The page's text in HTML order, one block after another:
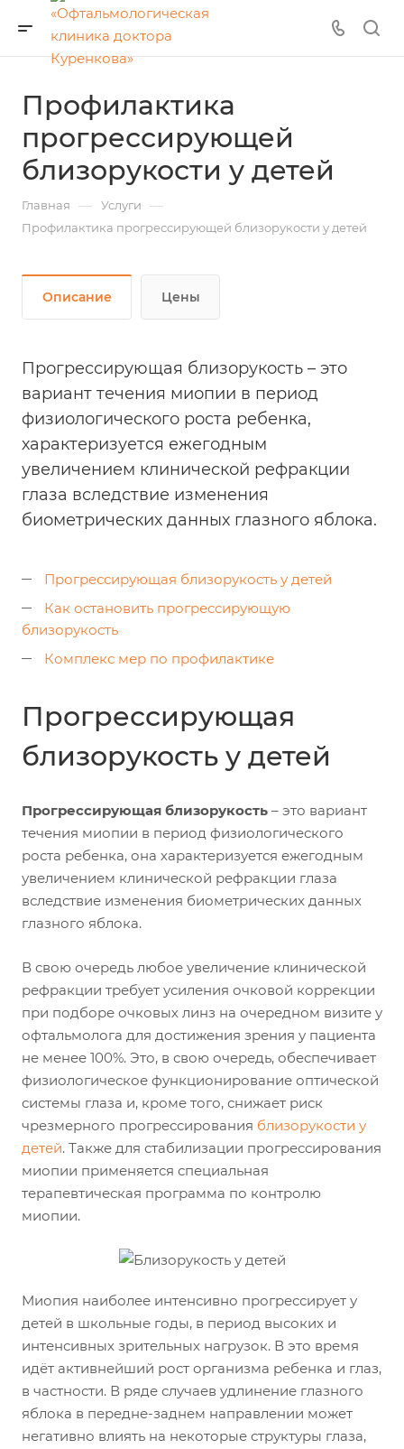
Профилактика
прогрессирующей
близорукости у детей
Главная — Услуги —
Профилактика прогрессирующей близорукости у детей
Описание Цены
Прогрессирующая близорукость – это
вариант течения миопии в период
физиологического роста ребенка,
характеризуется ежегодным
увеличением клинической рефракции
глаза вследствие изменения
биометрических данных глазного яблока.
Прогрессирующая близорукость у детей
Как остановить прогрессирующую
близорукость
Комплекс мер по профилактике
Прогрессирующая
близорукость у детей
Прогрессирующая близорукость – это вариант
течения миопии в период физиологического
роста ребенка, она характеризуется ежегодным
увеличением клинической рефракции глаза
вследствие изменения биометрических данных
глазного яблока.
В свою очередь любое увеличение клинической
рефракции требует усиления очковой коррекции
при подборе очковых линз на очередном визите у
офтальмолога для достижения зрения у пациента
не менее 100%. Это, в свою очередь, обеспечивает
физиологическое функционирование оптической
системы глаза и, кроме того, снижает риск
чрезмерного прогрессирования близорукости у
детей. Также для стабилизации прогрессирования
миопии применяется специальная
терапевтическая программа по контролю
миопии.
Миопия наиболее интенсивно прогрессирует у
детей в школьные годы, в период высоких и
интенсивных зрительных нагрузок. В это время
идёт активнейший рост организма ребенка и глаз,
в частности. В ряде случаев удлинение глазного
яблока в передне-заднем направлении может
негативно влиять на некоторые структуры глаза,